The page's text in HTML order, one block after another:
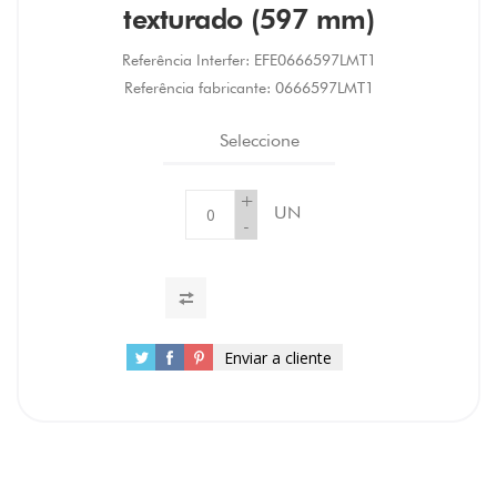
texturado (597 mm)
Referência Interfer: EFE0666597LMT1
Referência fabricante: 0666597LMT1
Seleccione
+
-
UN
Enviar a cliente